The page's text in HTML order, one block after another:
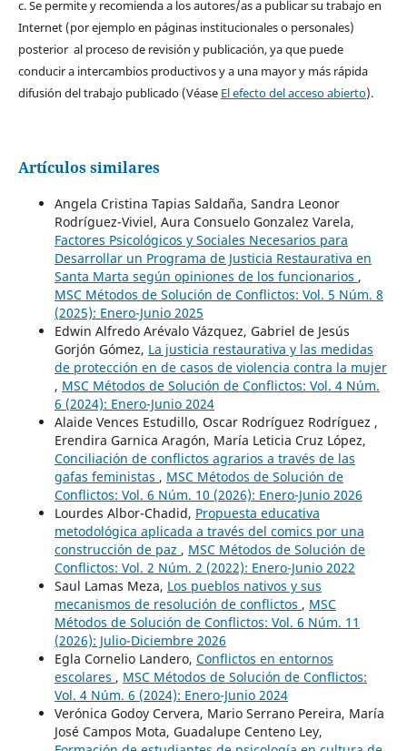
c. Se permite y recomienda a los autores/as a publicar su trabajo en
Internet (por ejemplo en páginas institucionales o personales)
posterior al proceso de revisión y publicación, ya que puede
conducir a intercambios productivos y a una mayor y más rápida
difusión del trabajo publicado (Véase El efecto del acceso abierto).
Artículos similares
Angela Cristina Tapias Saldaña, Sandra Leonor
Rodríguez-Viviel, Aura Consuelo Gonzalez Varela,
Factores Psicológicos y Sociales Necesarios para
Desarrollar un Programa de Justicia Restaurativa en
Santa Marta según opiniones de los funcionarios ,
MSC Métodos de Solución de Conflictos: Vol. 5 Núm. 8
(2025): Enero-Junio 2025
Edwin Alfredo Arévalo Vázquez, Gabriel de Jesús
Gorjón Gómez, La justicia restaurativa y las medidas
de protección en de casos de violencia contra la mujer
, MSC Métodos de Solución de Conflictos: Vol. 4 Núm.
6 (2024): Enero-Junio 2024
Alaide Vences Estudillo, Oscar Rodríguez Rodríguez ,
Erendira Garnica Aragón, María Leticia Cruz López,
Conciliación de conflictos agrarios a través de las
gafas feministas , MSC Métodos de Solución de
Conflictos: Vol. 6 Núm. 10 (2026): Enero-Junio 2026
Lourdes Albor-Chadid, Propuesta educativa
metodológica aplicada a través del comics por una
construcción de paz , MSC Métodos de Solución de
Conflictos: Vol. 2 Núm. 2 (2022): Enero-Junio 2022
Saul Lamas Meza, Los pueblos nativos y sus
mecanismos de resolución de conflictos , MSC
Métodos de Solución de Conflictos: Vol. 6 Núm. 11
(2026): Julio-Diciembre 2026
Egla Cornelio Landero, Conflictos en entornos
escolares , MSC Métodos de Solución de Conflictos:
Vol. 4 Núm. 6 (2024): Enero-Junio 2024
Verónica Godoy Cervera, Mario Serrano Pereira, María
José Campos Mota, Guadalupe Centeno Ley,